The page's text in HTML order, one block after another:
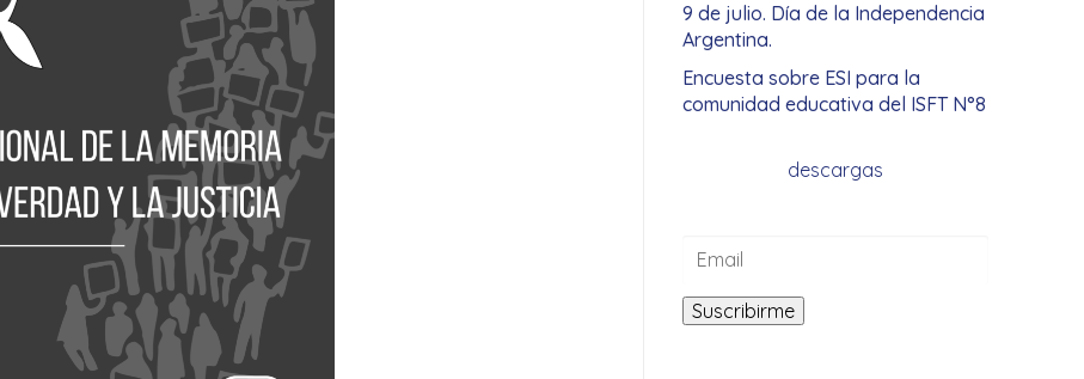
9 de julio. Día de la Independencia
Argentina.
Encuesta sobre ESI para la
comunidad educativa del ISFT N°8
descargas